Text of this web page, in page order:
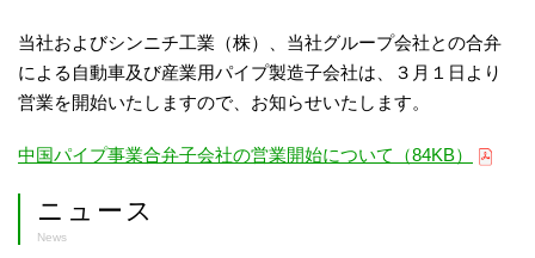
当社およびシンニチ工業（株）、当社グループ会社との合弁
による自動車及び産業用パイプ製造子会社は、３月１日より
営業を開始いたしますので、お知らせいたします。
中国パイプ事業合弁子会社の営業開始について（84KB）
ニュース
News